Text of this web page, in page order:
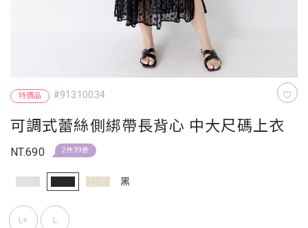
特價品 #91310034
可調式蕾絲側綁帶長背心 中大尺碼上衣
NT.690 2件39折
黑
L+ L